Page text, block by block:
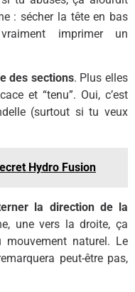
: sécher la tête en bas
imprimer un
des sections. Plus elles
et “tenu”. Oui, c’est
(surtout si tu veux
Hydro Fusion
la direction de la
une vers la droite, ça
mouvement naturel. Le
peut-être pas,